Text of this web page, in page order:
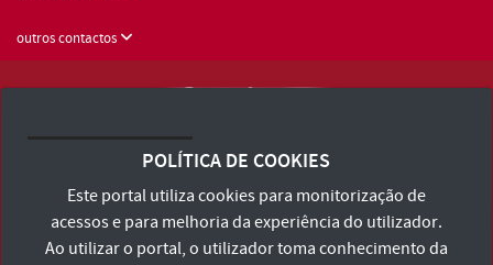
outros contactos
Consulte os Termos e Condições e Política de Privacidade
Declaração de Acessibilidade
POLÍTICA DE COOKIES
Este portal utiliza cookies para monitorização de
acessos e para melhoria da experiência do utilizador.
Ao utilizar o portal, o utilizador toma conhecimento da